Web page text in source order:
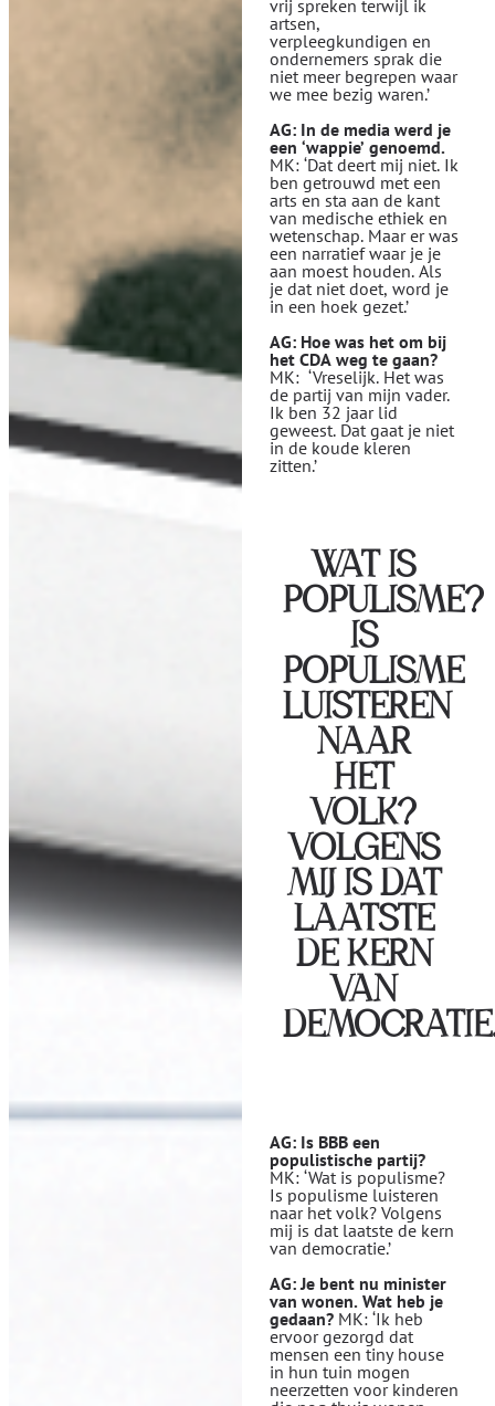
vrij spreken terwijl ik
artsen,
verpleegkundigen en
ondernemers sprak die
niet meer begrepen waar
we mee bezig waren.’
AG: In de media werd je
een ‘wappie’ genoemd.
MK: ‘Dat deert mij niet. Ik
ben getrouwd met een
arts en sta aan de kant
van medische ethiek en
wetenschap. Maar er was
een narratief waar je je
aan moest houden. Als
je dat niet doet, word je
in een hoek gezet.’
AG: Hoe was het om bij
het CDA weg te gaan?
MK: ‘Vreselijk. Het was
de partij van mijn vader.
Ik ben 32 jaar lid
geweest. Dat gaat je niet
in de koude kleren
zitten.’
WAT IS
POPULISME?
IS
POPULISME
LUISTEREN
NAAR
HET
VOLK?
VOLGENS
MIJ IS DAT
LAATSTE
DE KERN
VAN
AG: Is BBB een
populistische partij?
MK: ‘Wat is populisme?
Is populisme luisteren
naar het volk? Volgens
mij is dat laatste de kern
van democratie.’
AG: Je bent nu minister
van wonen. Wat heb je
gedaan?MK: ‘Ik heb
ervoor gezorgd dat
mensen een tiny house
in hun tuin mogen
neerzetten voor kinderen